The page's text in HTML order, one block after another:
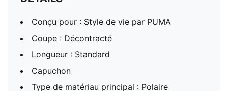
Conçu pour : Style de vie par PUMA
Coupe : Décontracté
Longueur : Standard
Capuchon
Type de matériau principal : Polaire